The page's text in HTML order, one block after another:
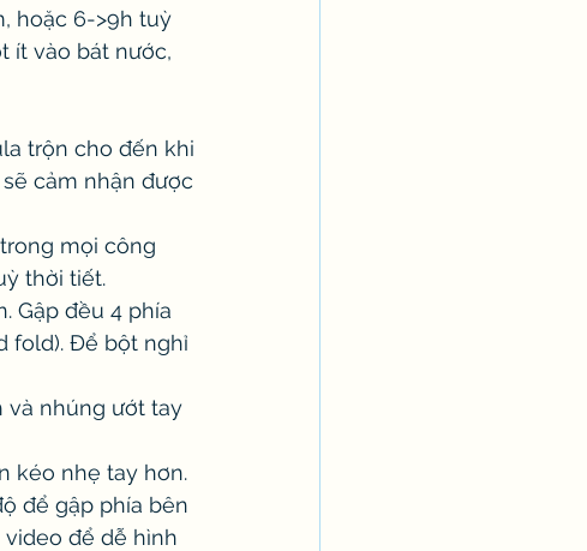
hoặc 6->9h tuỳ
ít vào bát nước,
trộn cho đến khi
cảm nhận được
mọi công
thời tiết.
Gập đều 4 phía
fold). Để bột nghỉ
và nhúng ướt tay
kéo nhẹ tay hơn.
để gập phía bên
video để dễ hình